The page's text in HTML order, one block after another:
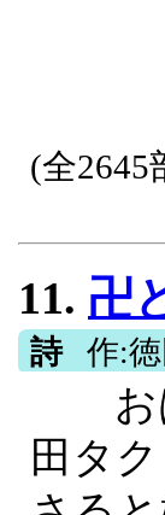
ライ
の章
から
オスx
険xク
イト
トー
(全2645
11. 卍
詩 作:
おは
田タ